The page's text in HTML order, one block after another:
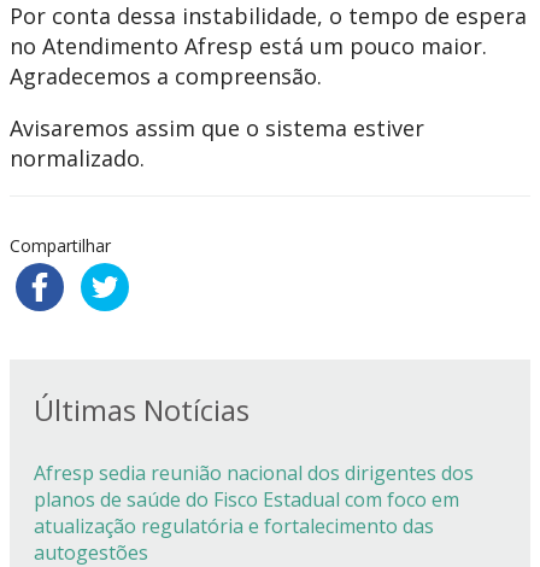
Por conta dessa instabilidade, o tempo de espera
no Atendimento Afresp está um pouco maior.
Agradecemos a compreensão.
Avisaremos assim que o sistema estiver
normalizado.
Compartilhar
Últimas Notícias
Afresp sedia reunião nacional dos dirigentes dos
planos de saúde do Fisco Estadual com foco em
atualização regulatória e fortalecimento das
autogestões